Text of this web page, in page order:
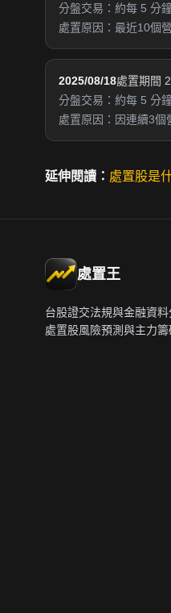
分盤交易：約每 5 分
處置原因：最近10個
2025/08/18處置期間
分盤交易：約每 5 分
處置原因：因連續3
延伸閱讀： 處置股是
處置王
台股證交法規與金融資
處置股風險預測與主力